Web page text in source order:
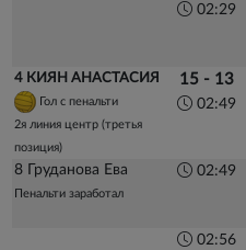
02:29
4 КИЯН АНАСТАСИЯ
Гол с пенальти
2я линия центр (третья
позиция)
15 - 13
02:49
8 Груданова Ева
Пенальти заработал
02:49
02:56